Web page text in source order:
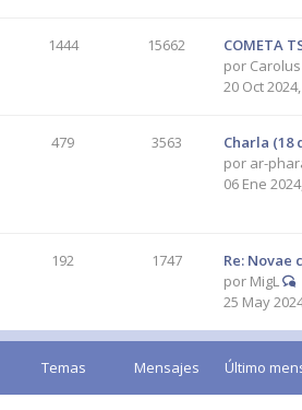
1444 15662
COMETA
por Carolus
20 Oct
479 3563
Charla (18
por ar-
06 Ene
192 1747
Re:
por MigL
25 May
Temas Mensajes Último